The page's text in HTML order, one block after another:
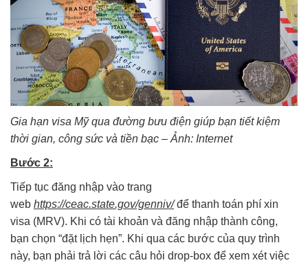
Gia hạn visa Mỹ qua đường bưu điện giúp bạn tiết kiệm
thời gian, công sức và tiền bạc – Ảnh: Internet
Bước 2:
Tiếp tục đăng nhập vào trang
web https://ceac.state.gov/genniv/để thanh toán phí xin
visa (MRV). Khi có tài khoản và đăng nhập thành công,
bạn chọn “đặt lịch hẹn”. Khi qua các bước của quy trình
này, bạn phải trả lời các câu hỏi drop-box để xem xét việc